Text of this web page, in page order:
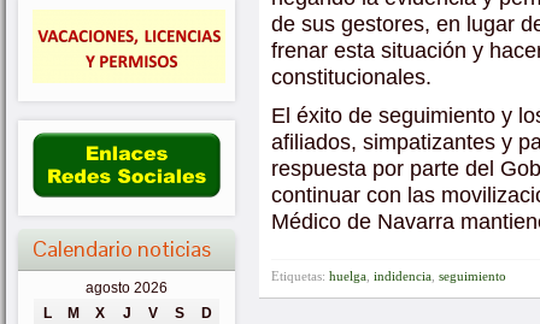
Calendario noticias
agosto 2026
L
M X J V S
D
de sus gestores, en lugar
frenar esta situación y
constitucionales.
El éxito de seguimiento y
afiliados, simpatizantes y
respuesta por parte del
continuar con las
Médico de Navarra
Etiquetas: huelga indidencia seguimiento